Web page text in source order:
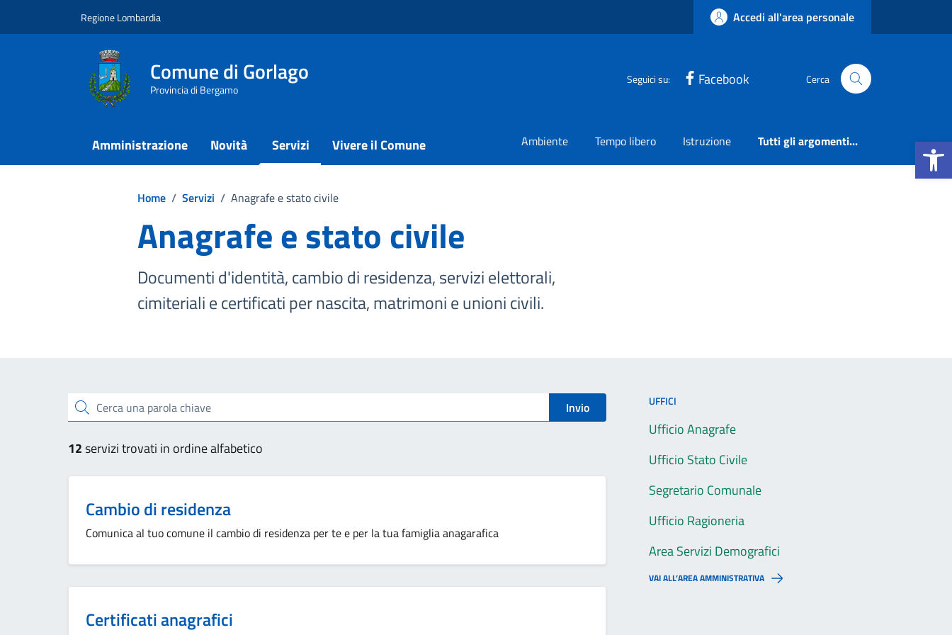
Apri la
Regione Lombardia Accedi all'area personale
Comune di Gorlago
Provincia di Bergamo
Seguici su: Facebook Cerca
Amministrazione Novità Servizi Vivere il Comune Ambiente Tempo libero Istruzione Tutti gli argomenti...
Home / Servizi / Anagrafe e stato civile
Anagrafe e stato civile
Documenti d'identità, cambio di residenza, servizi elettorali,
cimiteriali e certificati per nascita, matrimoni e unioni civili.
Cerca una parola chiave Invio
12servizi trovati in ordine alfabetico
Cambio di residenza
Comunica al tuo comune il cambio di residenza per te e per la tua famiglia anagarafica
Certificati anagrafici
UFFICI
Ufficio Anagrafe
Ufficio Stato Civile
Segretario Comunale
Ufficio Ragioneria
Area Servizi Demografici
VAI ALL’AREA AMMINISTRATIVA